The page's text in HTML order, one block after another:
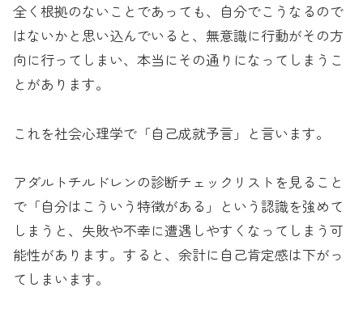
全く根拠のないことであっても、自分でこうなるので
はないかと思い込んでいると、無意識に行動がその方
向に行ってしまい、本当にその通りになってしまうこ
とがあります。
これを社会心理学で「自己成就予言」と言います。
アダルトチルドレンの診断チェックリストを見ること
で「自分はこういう特徴がある」という認識を強めて
しまうと、失敗や不幸に遭遇しやすくなってしまう可
能性があります。すると、余計に自己肯定感は下がっ
てしまいます。